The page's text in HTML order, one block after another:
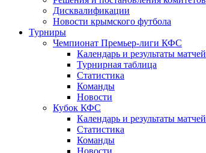
Дисквалификации
Новости крымского футбола
Турниры
Чемпионат Премьер-лиги КФС
Календарь и результаты матчей
Турнирная таблица
Статистика
Команды
Новости
Кубок КФС
Календарь и результаты матчей
Статистика
Команды
Новости